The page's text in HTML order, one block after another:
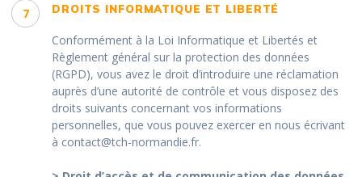
7 DROITS INFORMATIQUE ET LIBERTÉ
Conformément à la Loi Informatique et Libertés et
Règlement général sur la protection des données
(RGPD), vous avez le droit d’introduire une réclamation
auprès d’une autorité de contrôle et vous disposez des
droits suivants concernant vos informations
personnelles, que vous pouvez exercer en nous écrivant
à contact@tch-normandie.fr.